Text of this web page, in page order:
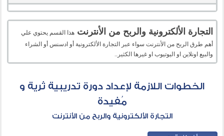
التجارة الألكترونية والربح من الأنترنت هذا القسم يحتوي علي
أهم طرق الربح من الأنترنت سواء عبر التجارة الألكترونية أو ادسنس أو الشراء
والبيع اونلاين او اليوتيوب او غيرها الكثير..
الخطوات اللازمة لإعداد دورة تدريبية ثرية و
مُفيدة
التجارة الألكترونية والربح من الأنترنت